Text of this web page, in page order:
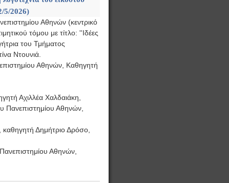
5/2026)
Αθηνών (κεντρικό
τόμου με τίτλο: ''Ιδέες
του Τμήματος
Ντουνιά.
Αθηνών, Καθηγητή
Αχιλλέα Χαλδαιάκη,
Πανεπιστημίου Αθηνών,
Δημήτριο Δρόσο,
Αθηνών,